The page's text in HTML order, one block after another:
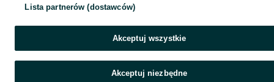
Lista partnerów (dostawców)
Akceptuj wszystkie
Akceptuj niezbędne